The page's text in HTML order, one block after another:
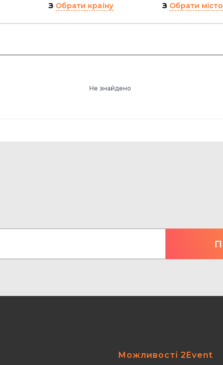
З Обрати країну З Обрати місто
Не знайдено
Можливості 2Event